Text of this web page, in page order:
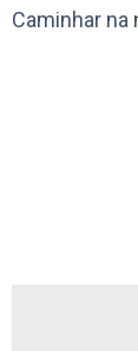
Caminhar